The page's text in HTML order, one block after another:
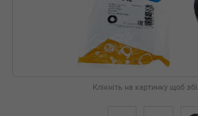
Клікніть на картинку щоб